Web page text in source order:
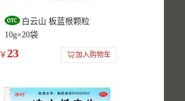
白云山 板蓝根颗粒
10g×20袋
￥ 23 加入购物车